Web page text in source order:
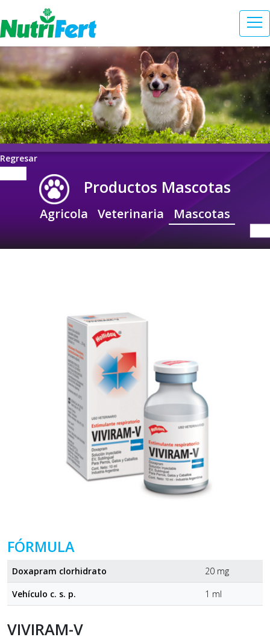
Regresar
Productos Mascotas
Agricola Veterinaria Mascotas
FÓRMULA
Doxapram clorhidrato
20 mg
Vehículo c. s. p.
1 ml
VIVIRAM-V